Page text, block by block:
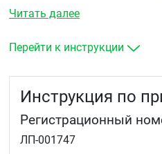
в мышцах, головной болью,
Читать далее
Перейти к инструкции
Инструкция по
Регистрационный
ЛП-001747